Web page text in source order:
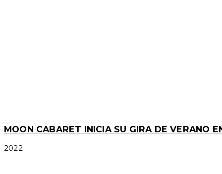
MOON CABARET INICIA SU GIRA DE VERANO
2022